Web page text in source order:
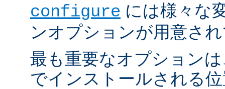
configure には様々な
ンオプションが用意さ
最も重要なオプション
でインストールされる